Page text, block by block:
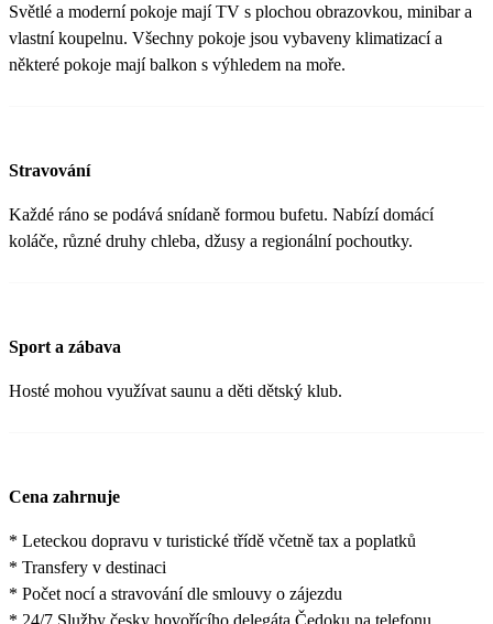
Světlé a moderní pokoje mají TV s plochou obrazovkou, minibar a
vlastní koupelnu. Všechny pokoje jsou vybaveny klimatizací a
některé pokoje mají balkon s výhledem na moře.
Stravování
Každé ráno se podává snídaně formou bufetu. Nabízí domácí
koláče, různé druhy chleba, džusy a regionální pochoutky.
Sport a zábava
Hosté mohou využívat saunu a děti dětský klub.
Cena zahrnuje
* Leteckou dopravu v turistické třídě včetně tax a poplatků
* Transfery v destinaci
* Počet nocí a stravování dle smlouvy o zájezdu